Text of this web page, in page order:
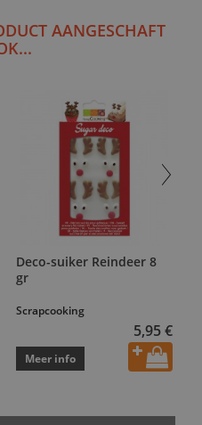
AANGESCHAFT
Deco-suiker Reindeer 8
gr
Scrapcooking
5,95 €
Meer info